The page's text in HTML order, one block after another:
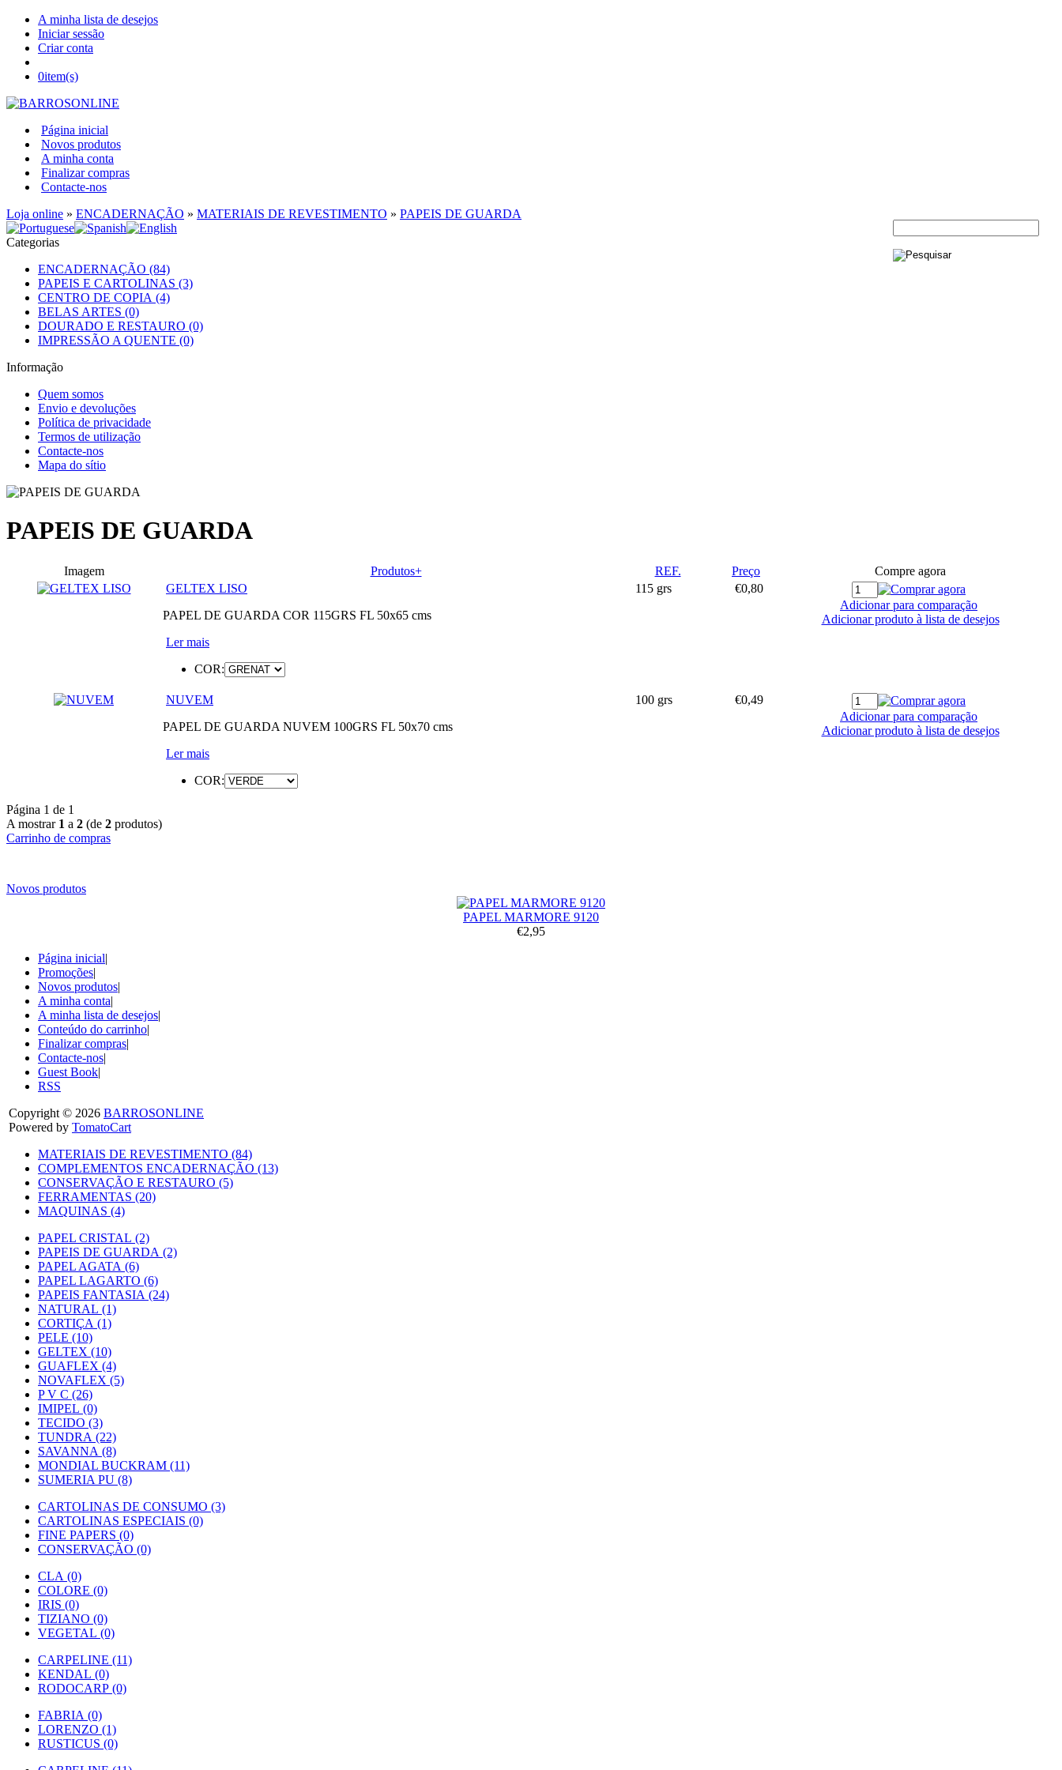
A minha lista de desejos
Iniciar sessão
Criar conta
0item(s)
Página inicial
Novos produtos
A minha conta
Finalizar compras
Contacte-nos
Loja online » ENCADERNAÇÃO » MATERIAIS DE REVESTIMENTO » PAPEIS DE GUARDA
Categorias
ENCADERNAÇÃO (84)
PAPEIS E CARTOLINAS (3)
CENTRO DE COPIA (4)
BELAS ARTES (0)
DOURADO E RESTAURO (0)
IMPRESSÃO A QUENTE (0)
Informação
Quem somos
Envio e devoluções
Política de privacidade
Termos de utilização
Contacte-nos
Mapa do sítio
PAPEIS DE GUARDA
Imagem Produtos+ REF. Preço
Compre agora
GELTEX LISO
PAPEL DE GUARDA COR 115GRS FL 50x65 cms
Ler mais
COR:
115 grs
€0,80
Adicionar para comparação
Adicionar produto à lista de desejos
NUVEM
PAPEL DE GUARDA NUVEM 100GRS FL 50x70 cms
Ler mais
COR:
100 grs
€0,49
Adicionar para comparação
Adicionar produto à lista de desejos
Página 1 de 1
A mostrar 1 a 2 (de 2 produtos)
Carrinho de compras
Novos produtos
PAPEL MARMORE 9120
€2,95
Página inicial|
Promoções|
Novos produtos|
A minha conta|
A minha lista de desejos|
Conteúdo do carrinho|
Finalizar compras|
Contacte-nos|
Guest Book|
RSS
Copyright © 2026 BARROSONLINE
Powered by TomatoCart
MATERIAIS DE REVESTIMENTO (84)
COMPLEMENTOS ENCADERNAÇÃO (13)
CONSERVAÇÃO E RESTAURO (5)
FERRAMENTAS (20)
MAQUINAS (4)
PAPEL CRISTAL (2)
PAPEIS DE GUARDA (2)
PAPEL AGATA (6)
PAPEL LAGARTO (6)
PAPEIS FANTASIA (24)
NATURAL (1)
CORTIÇA (1)
PELE (10)
GELTEX (10)
GUAFLEX (4)
NOVAFLEX (5)
P V C (26)
IMIPEL (0)
TECIDO (3)
TUNDRA (22)
SAVANNA (8)
MONDIAL BUCKRAM (11)
SUMERIA PU (8)
CARTOLINAS DE CONSUMO (3)
CARTOLINAS ESPECIAIS (0)
FINE PAPERS (0)
CONSERVAÇÃO (0)
CLA (0)
COLORE (0)
IRIS (0)
TIZIANO (0)
VEGETAL (0)
CARPELINE (11)
KENDAL (0)
RODOCARP (0)
FABRIA (0)
LORENZO (1)
RUSTICUS (0)